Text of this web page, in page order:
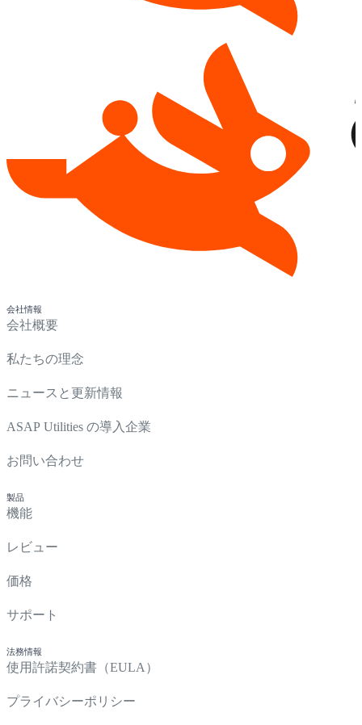
会社情報
会社概要
私たちの理念
ニュースと更新情報
ASAP Utilities の導入企業
お問い合わせ
製品
機能
レビュー
価格
サポート
法務情報
使用許諾契約書（EULA）
プライバシーポリシー